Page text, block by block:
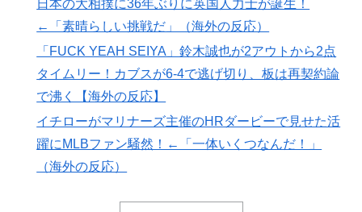
▶
【海外の反応】中国がAI開発の主導権を握りつつあるよ
な → 「どうせアメリカは中国製AIを規制するんだろう
な」「自動車産業と同じ道を歩んでる気がする」
▶ 韓国人「我が国がクウェート戦で行った審判買収が本当
に深刻である理由がこちら…」→「これはダメなやつ…
（ﾌﾞﾙﾌﾞﾙ」＝韓国の反応
日本の大相撲に36年ぶりに英国人力士が誕生！
←「素晴らしい挑戦だ」（海外の反応）
「FUCK YEAH SEIYA」鈴木誠也が2アウトから2点
タイムリー！カブスが6-4で逃げ切り、板は再契約論
で沸く【海外の反応】
イチローがマリナーズ主催のHRダービーで見せた活
躍にMLBファン騒然！←「一体いくつなんだ！」
（海外の反応）